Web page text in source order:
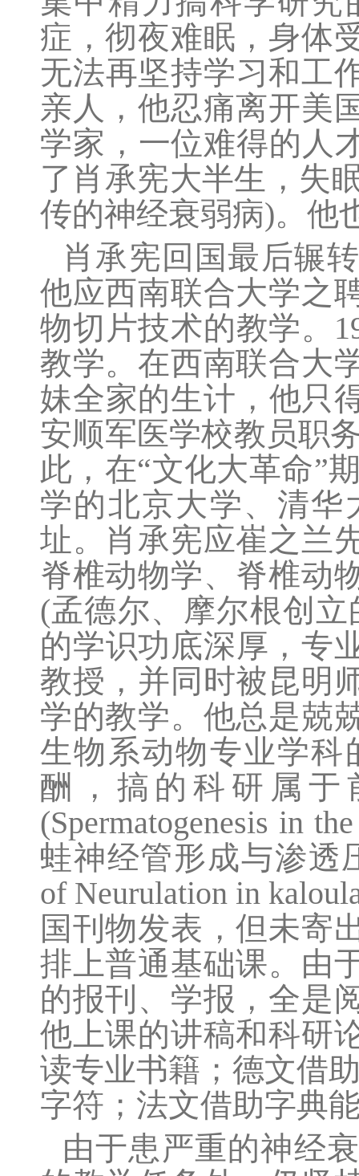
症，彻夜难眠，身体
无法再坚持学习和工
亲人，他忍痛离开美
学家，一位难得的人
了肖承宪大半生，失
传的神经衰弱病)。他
肖承宪回国最后辗
他应西南联合大学之
物切片技术的教学。
教学。在西南联合大
妹全家的生计，他只
安顺军医学校教员职
此，在“文化大革命”
学的北京大学、清
址。肖承宪应崔之兰
脊椎动物学、脊椎动
(孟德尔、摩尔根创
的学识功底深厚，专
教授，并同时被昆明
学的教学。他总是兢
生物系动物专业学
酬，搞的科研属
(Spermatogenesis in
蛙神经管形成与渗透
of Neurulation in
国刊物发表，但未寄
排上普通基础课。由
的报刊、学报，全是
他上课的讲稿和科研
读专业书籍；德文借
字符；法文借助字典
由于患严重的神经